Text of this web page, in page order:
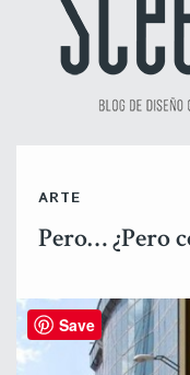
ARTE
Pero… ¿Pero
Save